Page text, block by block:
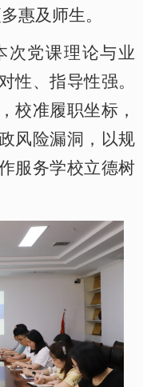
惠及师生。
次党课理论与业
性、指导性强。
校准履职坐标，
风险漏洞，以规
服务学校立德树